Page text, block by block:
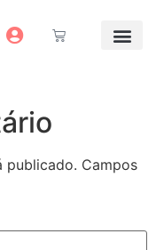
publicado. Campos